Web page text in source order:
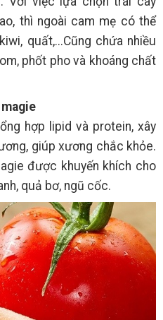
thì ngoài cam mẹ có thể
quất,...Cũng chứa nhiều
phốt pho và khoáng chất
hợp lipid và protein, xây
giúp xương chắc khỏe.
được khuyến khích cho
quả bơ, ngũ cốc.